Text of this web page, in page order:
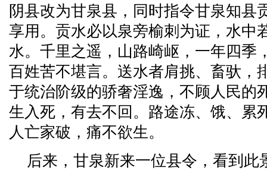
阴县改为甘泉县，同时指令甘泉知县
享用。贡水必以泉旁榆刺为证，水中
水。千里之遥，山路崎岖，一年四季
百姓苦不堪言。送水者肩挑、畜驮，
于统治阶级的骄奢淫逸，不顾人民的
生入死，有去不回。路途冻、饿、累
人亡家破，痛不欲生。
后来，甘泉新来一位县令，看到